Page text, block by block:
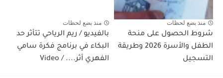
منذ بضع لحظات
شروط الحصول على منحة
الطفل والأسرة 2026 وطريقة
التسجيل
منذ بضع لحظات
بالفيديو / ريم الرياحي تتأثر حد
البكاء في برنامج فكرة سامي
الفهري أثر.... / Video